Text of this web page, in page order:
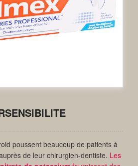
poussent beaucoup de patients à
de leur chirurgien-dentiste. Les